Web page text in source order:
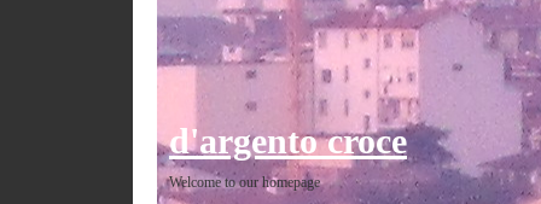
d'argento croce
Welcome to our homepage